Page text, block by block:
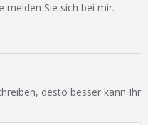
dabei?
melden Sie sich bei mir.
desto besser kann Ihr